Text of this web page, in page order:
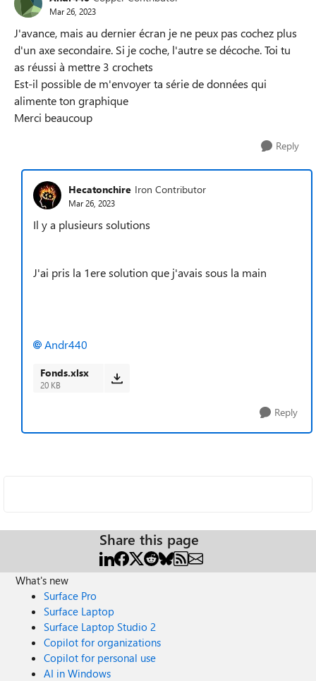
Mar 26, 2023
J'avance, mais au dernier écran je ne peux pas cochez plus
d'un axe secondaire. Si je coche, l'autre se décoche. Toi tu
as réussi à mettre 3 crochets
Est-il possible de m'envoyer ta série de données qui
alimente ton graphique
Merci beaucoup
Reply
Hecatonchire Iron Contributor
Mar 26, 2023
Il y a plusieurs solutions
J'ai pris la 1ere solution que j'avais sous la main
Andr440
Fonds.xlsx
20 KB
Reply
Share this page
What's new
Surface Pro
Surface Laptop
Surface Laptop Studio 2
Copilot for organizations
Copilot for personal use
AI in Windows